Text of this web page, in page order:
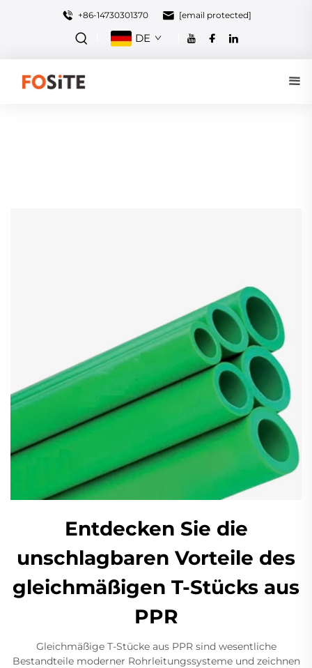
+86-14730301370 [email protected]
DE
Entdecken Sie die
unschlagbaren Vorteile des
gleichmäßigen T-Stücks aus
PPR
Gleichmäßige T-Stücke aus PPR sind wesentliche
Bestandteile moderner Rohrleitungssysteme und zeichnen